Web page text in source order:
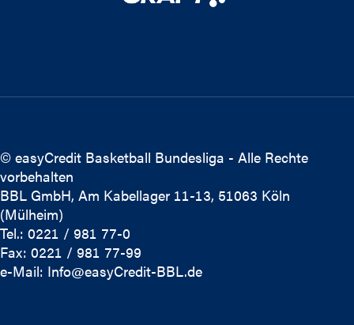
© easyCredit Basketball Bundesliga - Alle Rechte
vorbehalten
BBL GmbH, Am Kabellager 11-13, 51063 Köln
(Mülheim)
Tel.: 0221 / 981 77-0
Fax: 0221 / 981 77-99
e-Mail: Info@easyCredit-BBL.de